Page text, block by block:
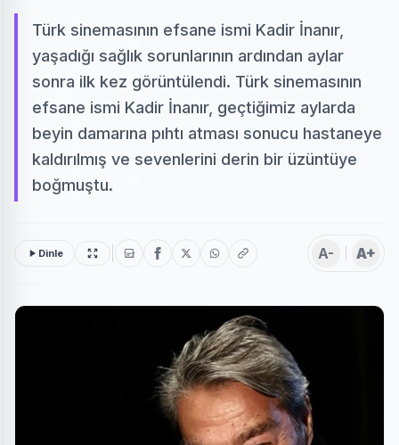
Türk sinemasının efsane ismi Kadir İnanır,
yaşadığı sağlık sorunlarının ardından aylar
sonra ilk kez görüntülendi. Türk sinemasının
efsane ismi Kadir İnanır, geçtiğimiz aylarda
beyin damarına pıhtı atması sonucu hastaneye
kaldırılmış ve sevenlerini derin bir üzüntüye
boğmuştu.
Dinle A- A+